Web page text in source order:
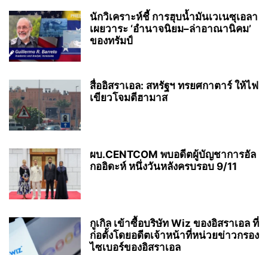
นักวิเคราะห์ชี้ การฮุบน้ำมันเวเนซุเอลา
เผยวาระ ‘อำนาจนิยม–ล่าอาณานิคม’
ของทรัมป์
สื่ออิสราเอล: สหรัฐฯ ทรยศกาตาร์ ให้ไฟ
เขียวโจมตีฮามาส
ผบ.CENTCOM พบอดีตผู้บัญชาการอัล
กออิดะห์ หนึ่งวันหลังครบรอบ 9/11
กูเกิล เข้าซื้อบริษัท Wiz ของอิสราเอล ที่
ก่อตั้งโดยอดีตเจ้าหน้าที่หน่วยข่าวกรอง
ไซเบอร์ของอิสราเอล